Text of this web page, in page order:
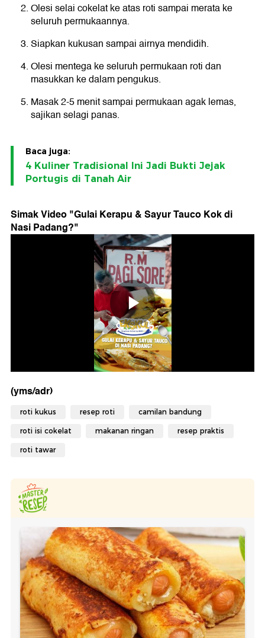
Olesi selai cokelat ke atas roti sampai merata ke
seluruh permukaannya.
Siapkan kukusan sampai airnya mendidih.
Olesi mentega ke seluruh permukaan roti dan
masukkan ke dalam pengukus.
Masak 2-5 menit sampai permukaan agak lemas,
sajikan selagi panas.
Baca juga:
4 Kuliner Tradisional Ini Jadi Bukti Jejak
Portugis di Tanah Air
Simak Video "Gulai Kerapu & Sayur Tauco Kok di
Nasi Padang?"
(yms/adr)
roti kukus resep roti camilan bandung
roti isi cokelat makanan ringan resep praktis
roti tawar